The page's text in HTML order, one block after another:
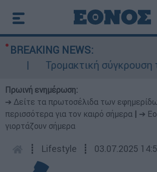
BREAKING NEWS:
Τρομακτική σύγκρουση
Πρωινή ενημέρωση:
➔ Δείτε τα πρωτοσέλιδα των
περισσότερα για τον καιρό σήμερα
➔
γιορτάζουν σήμερα
┋ Lifestyle ┋ 03.07.2025